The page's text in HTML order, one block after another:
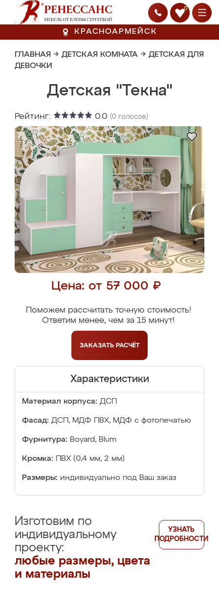
0
КРАСНОАРМЕЙСК
ГЛАВНАЯ → ДЕТСКАЯ КОМНАТА → ДЕТСКАЯ ДЛЯ
ДЕВОЧКИ
Детская "Текна"
Рейтинг: 0.0 (0 голосов)
Цена: от 57 000 ₽
Поможем рассчитать точную стоимость!
Ответим менее, чем за 15 минут!
ЗАКАЗАТЬ РАСЧЁТ
Характеристики
Материал корпуса: ДСП
Фасад: ДСП, МДФ ПВХ, МДФ с фотопечатью
Фурнитура: Boyard, Blum
Кромка: ПВХ (0,4 мм, 2 мм)
Размеры: индивидуально под Ваш заказ
Изготовим по
индивидуальному
проекту:
любые размеры, цвета
и материалы
УЗНАТЬ
ПОДРОБНОСТИ